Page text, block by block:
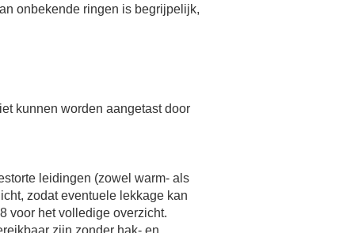
onbekende ringen is begrijpelijk,
kunnen worden aangetast door
leidingen (zowel warm- als
zodat eventuele lekkage kan
voor het volledige overzicht.